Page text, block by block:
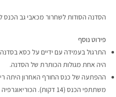
הסדנה הסודות לשחרור מכאבי גב הכנס
פירוט נוסף
היה אחת מגולות הכותרת של הסדנה.
משתתפי הכנס (14 דקות).